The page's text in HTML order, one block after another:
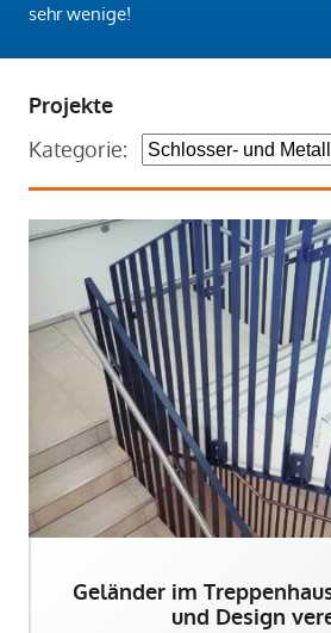
sehr wenige!
Projekte
Kategorie:
Geländer im
und Design